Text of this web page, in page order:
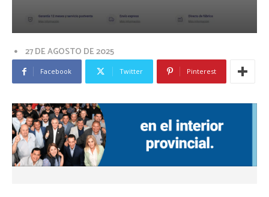
27 DE AGOSTO DE 2025
Facebook Twitter Pinterest